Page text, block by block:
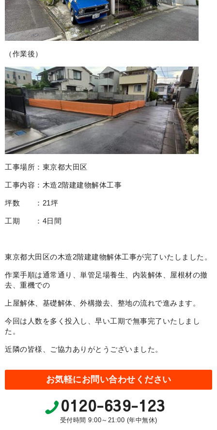
（作業後）
工事場所：東京都大田区
工事内容：木造2階建建物解体工事
坪数 ：21坪
工期 ：4日間
東京都大田区の木造2階建建物解体工事が完了いたしました。
作業手順は通常通り、単管足場養生、内装解体、屋根材の撤
去、重機での
上屋解体、基礎解体、外構撤去、整地の流れで進みます。
今回は人数を多く投入し、早い工期で無事完了いたしまし
た。
近隣の皆様、ご協力ありがとうございました。
お気軽にお問い合わせください
0120-639-123
受付時間 9:00～21:00 (年中無休)